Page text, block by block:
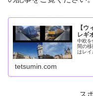
【
レギ
中欧
間の
はレイ
tetsumin.com